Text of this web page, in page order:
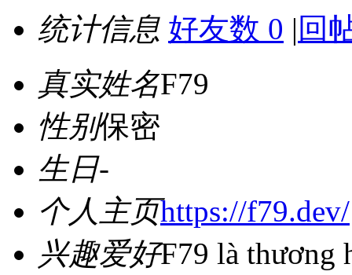
统计信息 好友数 0 | 回
真实姓名F79
性别保密
生日-
个人主页https://f79.dev/
兴趣爱好F79 là thương